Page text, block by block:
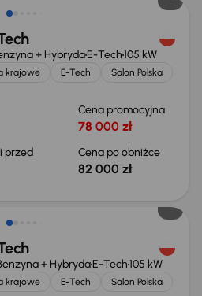
+ HybrydaE-Tech105 kW
krajowe E-Tech
Salon Polska
Cena promocyjna
78 000 zł
przed
Cena po obniżce
82 000 zł
+ HybrydaE-Tech105 kW
krajowe E-Tech
Salon Polska